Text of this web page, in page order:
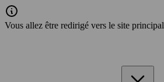
Vous allez être redirigé vers le site principal